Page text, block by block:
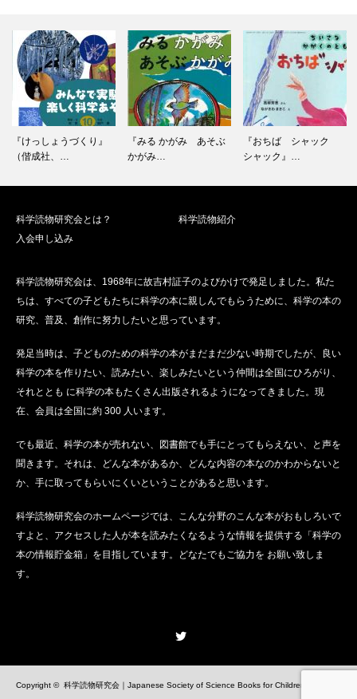
『みる かがみ あそぶ
かがみ…
『おちば シャック
シャック』…
『みずとはなんじ
ゃ？』（小峰書…
科学読物研究会とは？
科学読物紹介
入会申し込み
科学読物研究会は、1968年に故吉村証子のよびかけで発足しました。私た
ちは、すべての子どもたちに科学の本に親しんでもらうために、科学の本の
研究、普及、創作に努力したいと思っています。
発足当時は、子どものための科学の本がまだまだ少ない時期でしたが、良い
科学の本を作りたい、読みたい、楽しみたいという仲間は全国にひろがり、
それととも に科学の本もたくさん出版されるようになってきました。現
在、会員は全国に約 300 人います。
でも最近、科学の本が売れない、図書館でも手にとってもらえない、と声を
聞きます。それは、どんな本があるか、どんな内容の本なのかわからないと
か、手に取ってもらいにくいということがあると思います。
科学読物研究会のホームページでは、こんな分野のこんな本がおもしろいで
すよと、アクセスした人が本を読みたくなるような情報を提供する「科学の
本の情報貯金箱」を目指しています。どなたでもご協力を お願い致しま
す。
Copyright © 科学読物研究会｜Japanese Society of Science Books for Children